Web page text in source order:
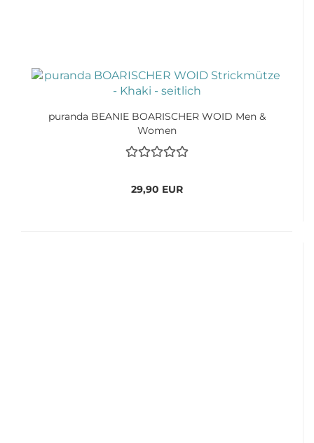
puranda BEANIE BOARISCHER WOID Men &
Women
29,90 EUR